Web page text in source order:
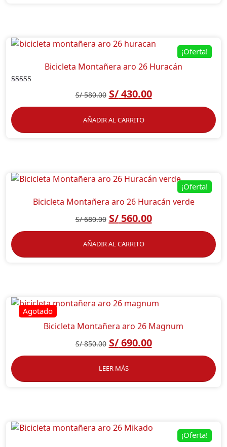
¡Oferta!
Bicicleta Montañera aro 26 Huracán
de 5
S/580.00 S/430.00
AÑADIR AL CARRITO
¡Oferta!
Bicicleta Montañera aro 26 Huracán verde
S/680.00 S/560.00
AÑADIR AL CARRITO
Bicicleta Montañera aro 26 Magnum
S/850.00 S/690.00
LEER MÁS
¡Oferta!